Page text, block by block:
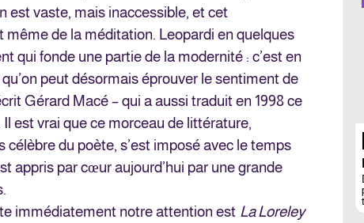
est vaste, mais inaccessible, et cet
de la méditation. Leopardi en quelques
qui fonde une partie de la modernité : c’est en
peut désormais éprouver le sentiment de
Gérard Macé – qui a aussi traduit en 1998 ce
est vrai que ce morceau de littérature,
célèbre du poète, s’est imposé avec le temps
appris par cœur aujourd’hui par une grande
immédiatement notre attention est La Loreley